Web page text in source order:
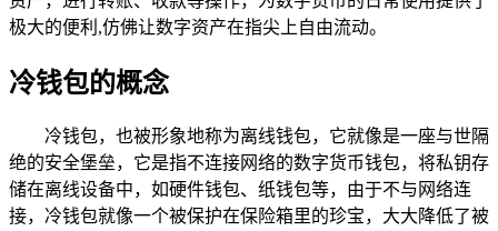
极大的便利,仿佛让数字资产在指尖上自由流动。
冷钱包的概念
冷钱包，也被形象地称为离线钱包，它就像是一座与世隔
绝的安全堡垒，它是指不连接网络的数字货币钱包，将私钥存
储在离线设备中，如硬件钱包、纸钱包等，由于不与网络连
接，冷钱包就像一个被保护在保险箱里的珍宝，大大降低了被